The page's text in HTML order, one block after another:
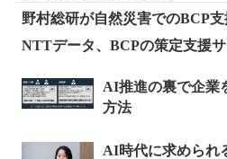
野村総研が自然災害でのBCP
NTTデータ、BCPの策定支援